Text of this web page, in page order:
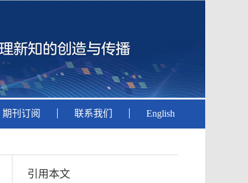
期刊订阅 联系我们 English
引用本文